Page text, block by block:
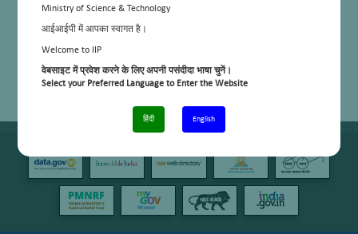
Ministry of Science & Technology
आईआईपी में आपका स्वागत है।
Welcome to IIP
वेबसाइट में प्रवेश करने के लिए अपनी पसंदीदा भाषा चुनें।
Select your Preferred Language to Enter the Website
हिंदी English